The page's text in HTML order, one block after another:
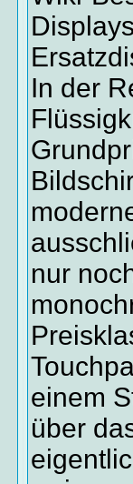
In der
nur
einem
über